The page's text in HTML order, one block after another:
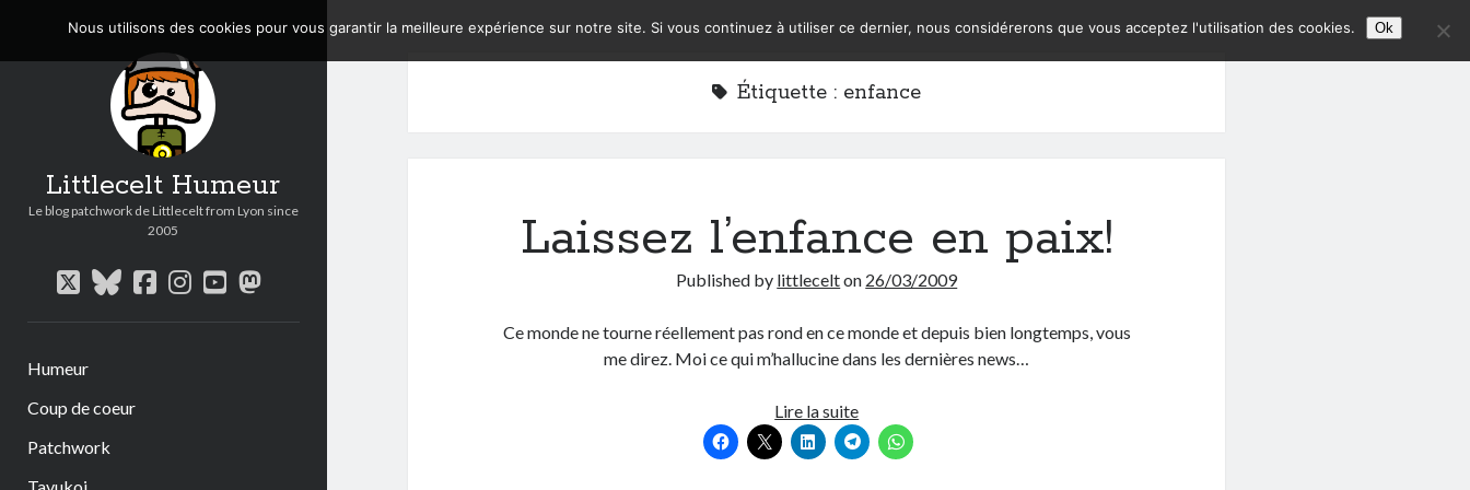
Littlecelt Humeur
Le blog patchwork de Littlecelt from Lyon since
2005
twitterbluesky
facebook
instagram
youtube
mastodon
Humeur
Coup de coeur
Patchwork
Étiquette : enfance
Laissez l’enfance en paix!
Published by littlecelton 26/03/2009
Ce monde ne tourne réellement pas rond en ce monde et depuis bien longtemps, vous
me direz. Moi ce qui m’hallucine dans les dernières news…
Lire la suiteLaissez
l’enfance
en
Nous utilisons des cookies pour vous garantir la meilleure expérience sur notre site. Si vous continuez à utiliser ce dernier, nous considérerons que vous acceptez l'utilisation des cookies. Ok